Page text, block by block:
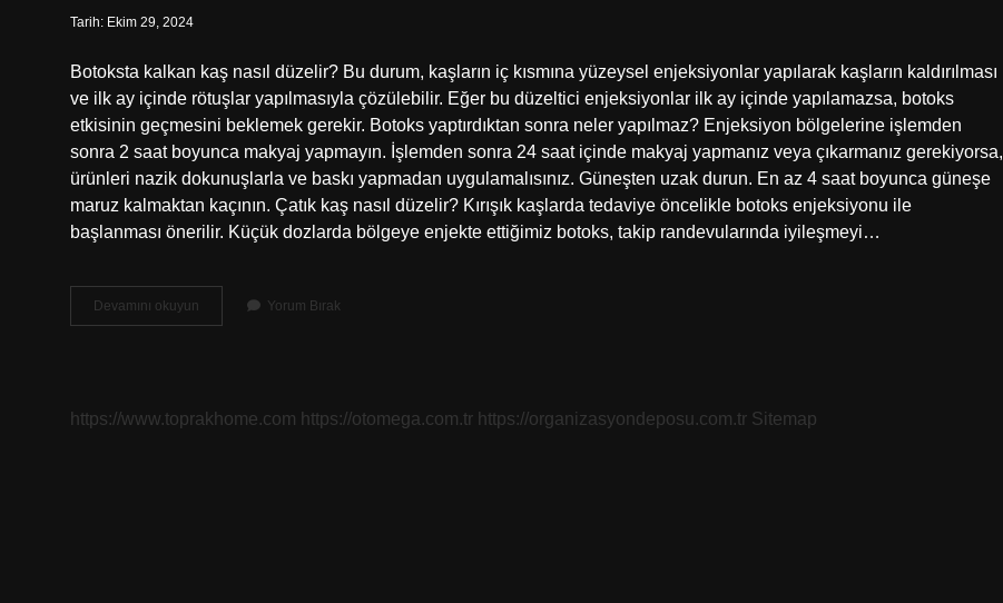
Tarih: Ekim 29, 2024
Botoksta kalkan kaş nasıl düzelir? Bu durum, kaşların iç kısmına yüzeysel enjeksiyonlar yapılarak kaşların kaldırılması
ve ilk ay içinde rötuşlar yapılmasıyla çözülebilir. Eğer bu düzeltici enjeksiyonlar ilk ay içinde yapılamazsa, botoks
etkisinin geçmesini beklemek gerekir. Botoks yaptırdıktan sonra neler yapılmaz? Enjeksiyon bölgelerine işlemden
sonra 2 saat boyunca makyaj yapmayın. İşlemden sonra 24 saat içinde makyaj yapmanız veya çıkarmanız gerekiyorsa,
ürünleri nazik dokunuşlarla ve baskı yapmadan uygulamalısınız. Güneşten uzak durun. En az 4 saat boyunca güneşe
maruz kalmaktan kaçının. Çatık kaş nasıl düzelir? Kırışık kaşlarda tedaviye öncelikle botoks enjeksiyonu ile
başlanması önerilir. Küçük dozlarda bölgeye enjekte ettiğimiz botoks, takip randevularında iyileşmeyi…
Devamını okuyun
Sonrası
Yorum Bırak
https://www.toprakhome.com https://otomega.com.tr https://organizasyondeposu.com.tr Sitemap